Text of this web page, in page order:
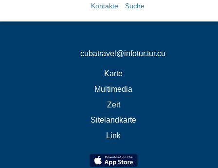
Kontakte Suche
cubatravel@infotur.tur.cu
Karte
Multimedia
Zeit
Sitelandkarte
Link